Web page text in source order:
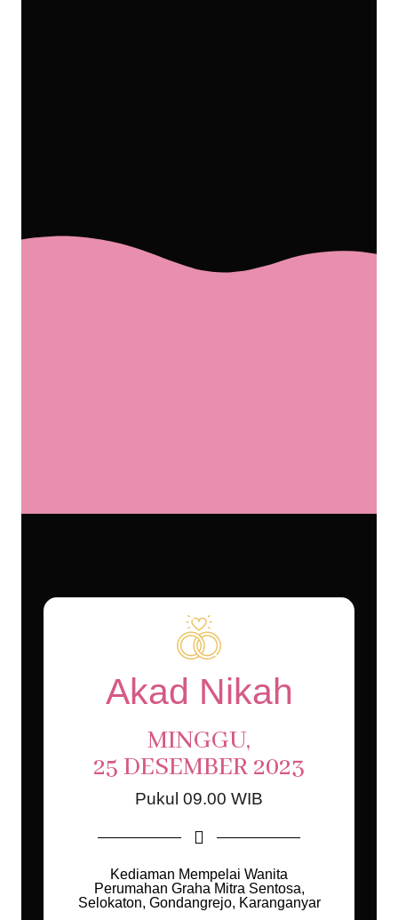
Akad Nikah
MINGGU,
25 DESEMBER 2023
Pukul 09.00 WIB
Kediaman Mempelai Wanita
Perumahan Graha Mitra Sentosa,
Selokaton, Gondangrejo, Karanganyar